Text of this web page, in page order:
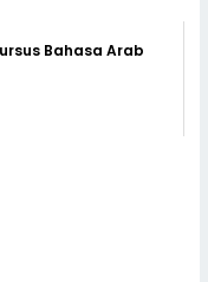
Bahasa Arab